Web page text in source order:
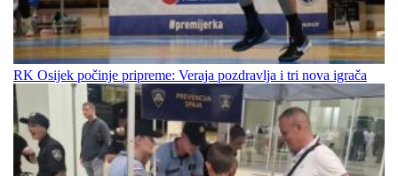
RK Osijek počinje pripreme: Veraja pozdravlja i tri nova igrača